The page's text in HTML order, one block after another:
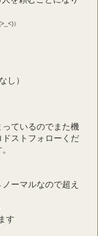
）
し）
ているのでまた機
ストフォローくだ
ーマルなので超え
す